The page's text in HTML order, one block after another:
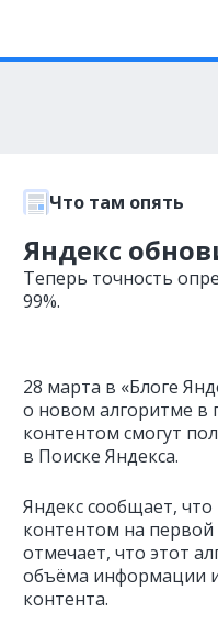
Что там опять
Яндекс
Теперь точность
99%.
28 марта в «Блоге
о новом алгоритме в
контентом смогут
в Поиске Яндекса.
Яндекс сообщает,
контентом на первой
отмечает, что этот
объёма информации и
контента.